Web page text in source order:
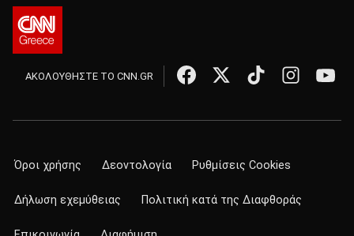
ΑΚΟΛΟΥΘΗΣΤΕ ΤΟ CNN.GR
Όροι χρήσης Δεοντολογία Ρυθμίσεις Cookies
Δήλωση εχεμύθειας Πολιτική κατά της Διαφθοράς